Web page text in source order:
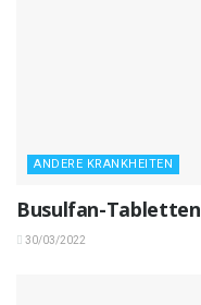
ANDERE KRANKHEITEN
Busulfan-Tabletten
30/03/2022